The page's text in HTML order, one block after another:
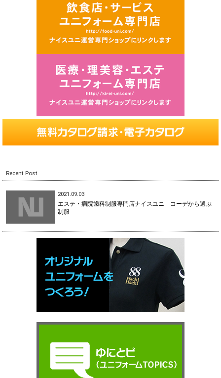
Recent Post
2021.09.03
エステ・病院歯科制服専門店ナイスユニ コーデから選ぶ
制服